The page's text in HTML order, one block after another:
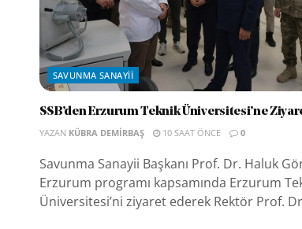
SAVUNMA SANAYII
SSB’den Erzurum Teknik Üniversitesi’ne
YAZAN KÜBRA DEMIRBAŞ 10 SAAT ÖNCE 0
Savunma Sanayii Başkanı Prof. Dr. Haluk
Erzurum programı kapsamında Erzurum
Üniversitesi’ni ziyaret ederek Rektör Prof.